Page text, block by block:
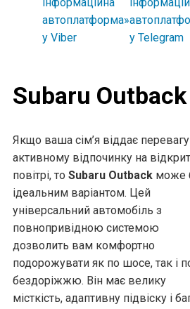
Subaru Outback
Якщо ваша сім’я віддає перевагу
активному відпочинку на
повітрі, то Subaru Outback може
ідеальним варіантом. Цей
універсальний автомобіль з
повнопривідною системою
дозволить вам комфортно
подорожувати як по шосе, так і
бездоріжжю. Він має велику
місткість, адаптивну підвіску і